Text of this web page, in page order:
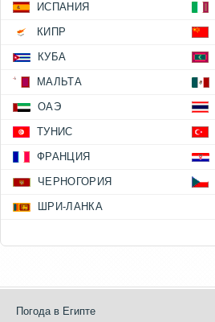
ИСПАНИЯ
КИПР
КУБА
МАЛЬТА
ОАЭ
ТУНИС
ФРАНЦИЯ
ЧЕРНОГОРИЯ
ШРИ-ЛАНКА
Погода в Египте